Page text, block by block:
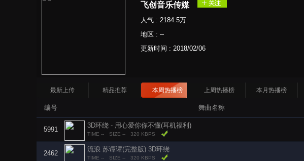
飞创音乐传媒
人气 : 2184.5万
地区 : --
更新时间 : 2018/02/06
最新上传 精品推荐 本周热播榜 上周热播榜 本月热播榜
编号 舞曲名称
5991
3D环绕 - 用心爱你你不懂(耳机福利)
TIME -- SIZE -- 320 KBPS
2462
流浪 苏谭谭(完整版) 3D环绕
TIME -- SIZE -- 320 KBPS